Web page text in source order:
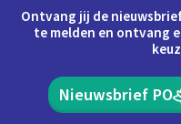
Ontvang jij de
te melden en ontvang
Nieuwsbrief PO